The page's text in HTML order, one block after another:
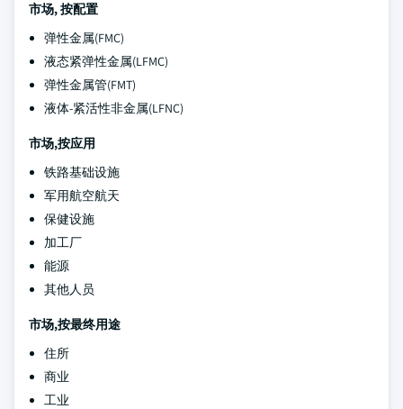
市场, 按配置
弹性金属(FMC)
液态紧弹性金属(LFMC)
弹性金属管(FMT)
液体-紧活性非金属(LFNC)
市场,按应用
铁路基础设施
军用航空航天
保健设施
加工厂
能源
其他人员
市场,按最终用途
住所
商业
工业